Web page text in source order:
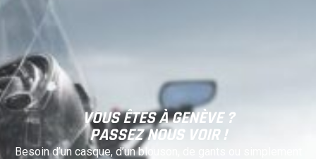
VOUS ÊTES À GENÈVE ?
PASSEZ NOUS VOIR !
Besoin d’un casque, d’un blouson, de gants ou simplement